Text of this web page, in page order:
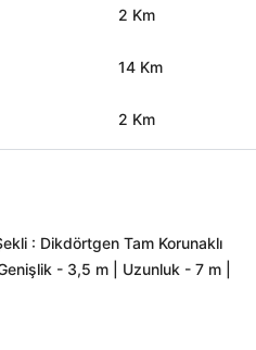
2 Km
14 Km
2 Km
: Dikdörtgen Tam Korunaklı
- 3,5 m | Uzunluk - 7 m |